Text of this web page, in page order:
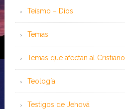
Teísmo – Dios
Temas
Temas que afectan al Cristiano
Teología
Testigos de Jehová